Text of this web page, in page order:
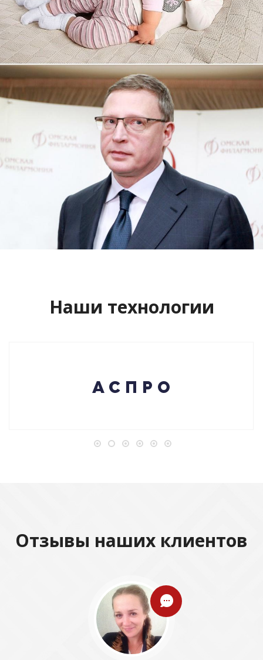
Смотреть проект
Сайт кандидата в губернаторы
Буркова Александра Леонидовича
Смотреть проект
Наши технологии
Отзывы наших клиентов